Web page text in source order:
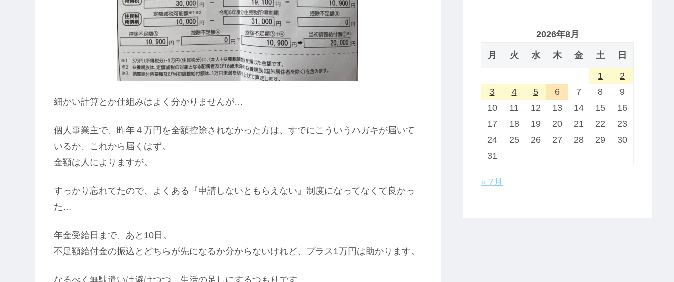
細かい計算とか仕組みはよく分かりませんが…
個人事業主で、昨年４万円を全額控除されなかった方は、すでにこういうハガキが届いて
いるか、これから届くはず。
金額は人によりますが。
すっかり忘れてたので、よくある『申請しないともらえない』制度になってなくて良かっ
た…
年金受給日まで、あと10日。
不足額給付金の振込とどちらが先になるか分からないけれど、プラス1万円は助かります。
2026年8月
月 火 水 木 金 土 日
1
2
3
4 5 6 7 8
9
10
11 12 13 14 15
16
17
18 19 20 21 22
23
24
25 26 27 28 29
30
31
« 7月